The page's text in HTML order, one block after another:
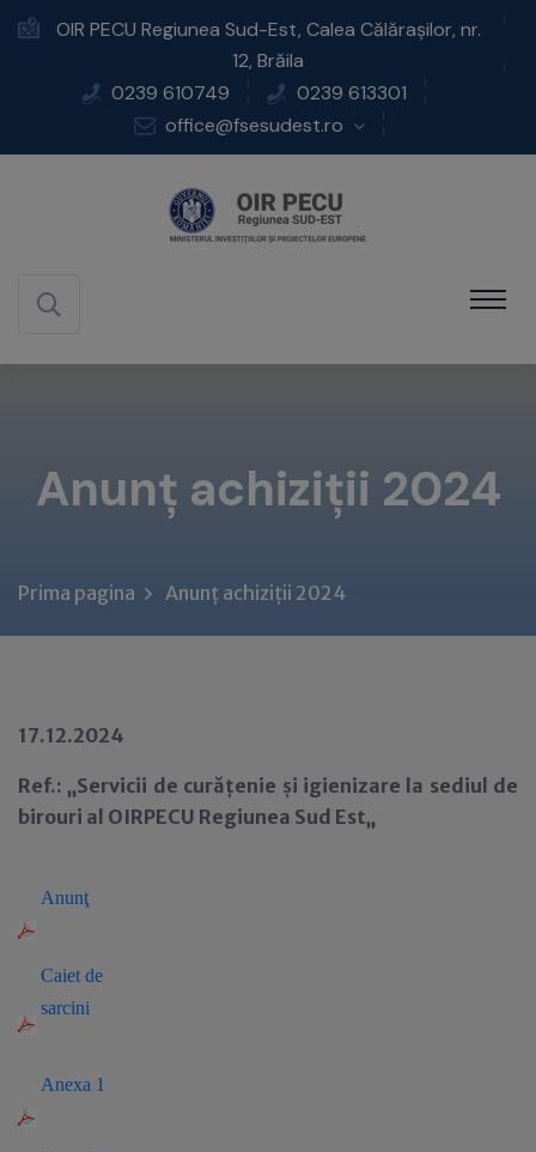
OIR PECU Regiunea Sud-Est, Calea Călărașilor, nr.
12, Brăila
0239 610749
0239 613301
office@fsesudest.ro
Anunț achiziții 2024
Prima pagina Anunț achiziții 2024
17.12.2024
Ref.: „Servicii de curățenie și igienizare la sediul de
birouri al OIRPECU Regiunea Sud Est„
Anunţ
Caiet de
sarcini
Anexa 1